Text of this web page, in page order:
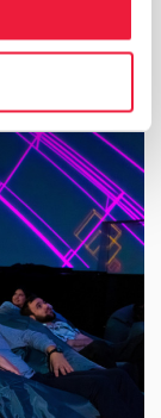
et la
les limites du savoir...